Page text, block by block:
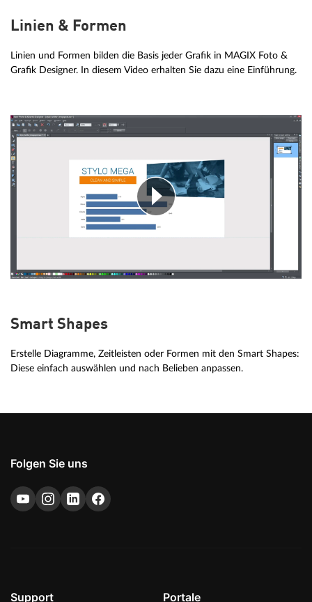
Linien & Formen
Linien und Formen bilden die Basis jeder Grafik in MAGIX Foto &
Grafik Designer. In diesem Video erhalten Sie dazu eine Einführung.
Smart Shapes
Erstelle Diagramme, Zeitleisten oder Formen mit den Smart Shapes:
Diese einfach auswählen und nach Belieben anpassen.
Folgen Sie uns
Support Portale